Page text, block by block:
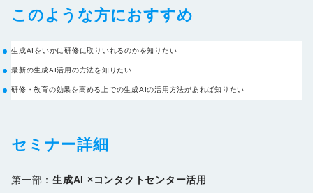
このような方におすすめ
生成AIをいかに研修に取りいれるのかを知りたい
最新の生成AI活用の方法を知りたい
研修・教育の効果を高める上での生成AIの活用方法があれば知りたい
セミナー詳細
第一部： 生成AI ×コンタクトセンター活用